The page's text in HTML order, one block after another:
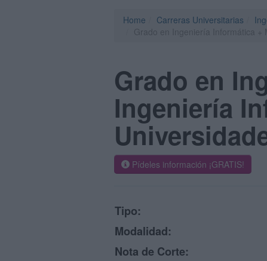
Home Carreras Universitarias
Grado en
Ingeniería
Pídeles información ¡GRATIS!
Tipo:
Modalidad:
Nota de Corte: